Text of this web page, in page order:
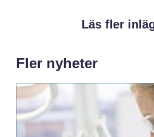
Läs fler
Fler nyheter